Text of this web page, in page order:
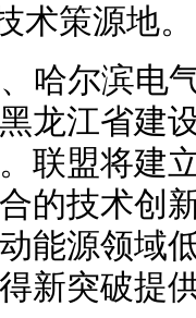
术策源地。
哈尔滨电
龙江省建
联盟将建
的技术创
能源领域
新突破提